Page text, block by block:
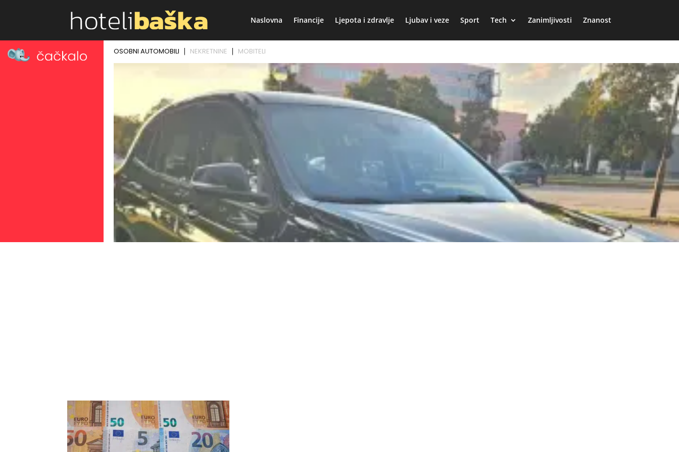
Naslovna Financije Ljepota i zdravlje Ljubav i veze Sport Tech Zanimljivosti Znanost